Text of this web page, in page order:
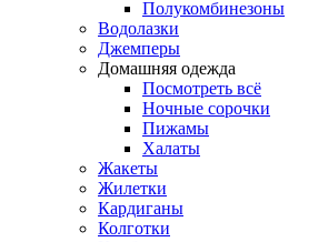
Полукомбинезоны
Водолазки
Джемперы
Домашняя одежда
Посмотреть всё
Ночные сорочки
Пижамы
Халаты
Жакеты
Жилетки
Кардиганы
Колготки